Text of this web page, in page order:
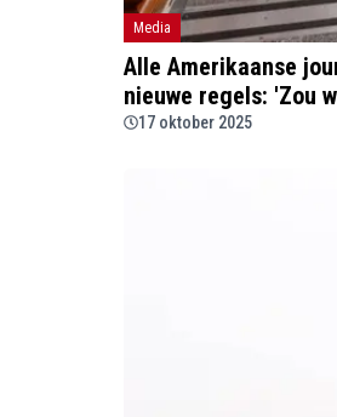
Media
Alle Amerikaanse
nieuwe regels: 'Zou
17 oktober 2025